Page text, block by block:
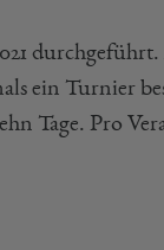
ein Turnier
Tage. Pro